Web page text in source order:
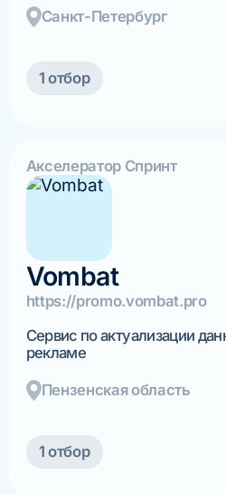
Санкт-Петербург
1 отбор
Акселератор Спринт
Vombat
https://promo.vombat.pro
Сервис по актуализации
рекламе
Пензенская область
1 отбор